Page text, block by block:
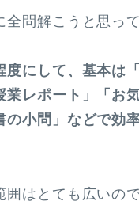
全問解こうと思っ
度にして、基本は
業レポート」「お
の小問」などで効
囲はとても広いの